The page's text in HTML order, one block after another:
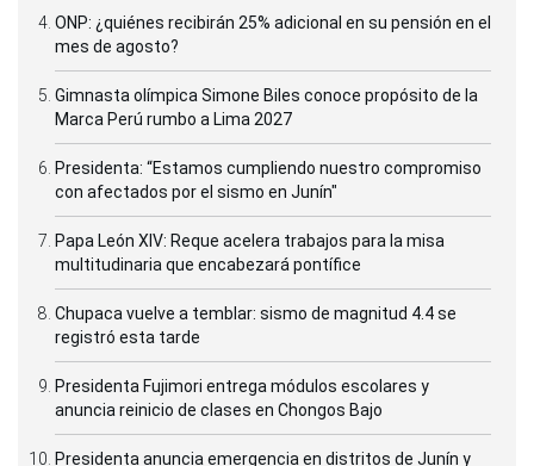
ONP: ¿quiénes recibirán 25% adicional en su pensión en el
mes de agosto?
Gimnasta olímpica Simone Biles conoce propósito de la
Marca Perú rumbo a Lima 2027
Presidenta: “Estamos cumpliendo nuestro compromiso
con afectados por el sismo en Junín"
Papa León XIV: Reque acelera trabajos para la misa
multitudinaria que encabezará pontífice
Chupaca vuelve a temblar: sismo de magnitud 4.4 se
registró esta tarde
Presidenta Fujimori entrega módulos escolares y
anuncia reinicio de clases en Chongos Bajo
Presidenta anuncia emergencia en distritos de Junín y